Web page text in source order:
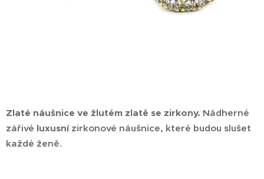
Zlaté náušnice ve žlutém zlatě se zirkony. Nádherné
zářivé luxusní zirkonové náušnice, které budou slušet
každé ženě.